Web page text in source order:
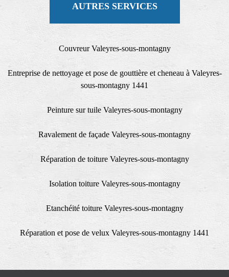
AUTRES SERVICES
Couvreur Valeyres-sous-montagny
Entreprise de nettoyage et pose de gouttière et cheneau à Valeyres-
sous-montagny 1441
Peinture sur tuile Valeyres-sous-montagny
Ravalement de façade Valeyres-sous-montagny
Réparation de toiture Valeyres-sous-montagny
Isolation toiture Valeyres-sous-montagny
Etanchéité toiture Valeyres-sous-montagny
Réparation et pose de velux Valeyres-sous-montagny 1441